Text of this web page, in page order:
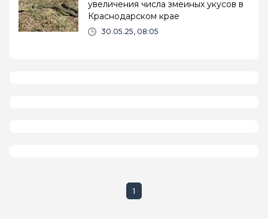
увеличения числа змеиных укусов в
Краснодарском крае
30.05.25, 08:05
1